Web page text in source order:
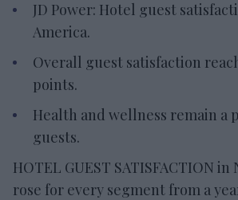
JD Power: Hotel guest
America.
Overall guest satisfaction
points.
Health and wellness remain a
guests.
HOTEL GUEST SATISFACTION
rose for every segment from a